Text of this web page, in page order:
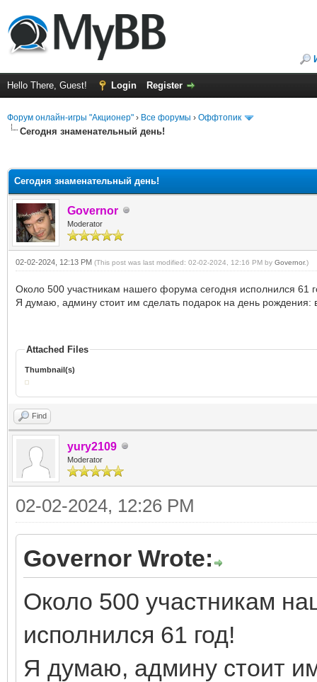
Hello There, Guest! Login Register
Форум онлайн-игры "Акционер" › Все форумы › Оффтопик
Сегодня знаменательный день!
Сегодня знаменательный день!
Governor
Moderator
02-02-2024, 12:13 PM (This post was last modified: 02-02-2024, 12:16 PM by Governor.)
Около 500 участникам нашего форума сегодня исполнился 61
Я думаю, админу стоит им сделать подарок на день рождения:
Attached Files
Thumbnail(s)
Find
yury2109
Moderator
02-02-2024, 12:26 PM
Governor Wrote:
Около 500 участникам
исполнился 61 год!
Я думаю, админу стоит